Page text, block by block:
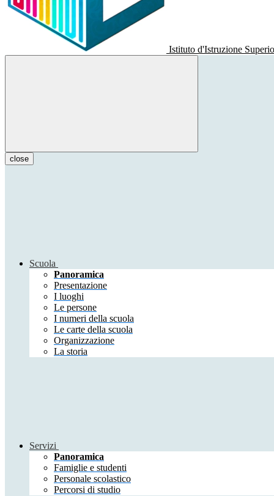
Istituto d'Istruzione
close
Scuola
Panoramica
Presentazione
I luoghi
Le persone
I numeri della scuola
Le carte della scuola
Organizzazione
La storia
Servizi
Panoramica
Famiglie e studenti
Personale scolastico
Percorsi di studio